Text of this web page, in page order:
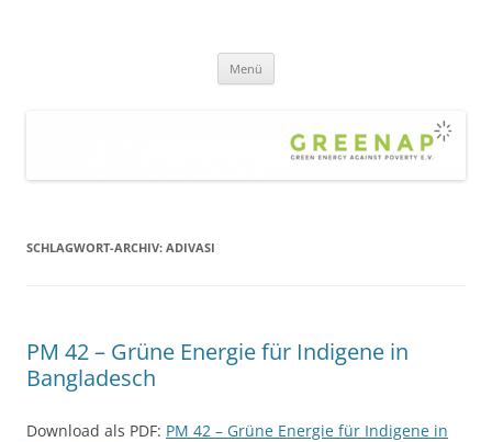
Klimawandel – für eine gerechte, nachhaltige Welt
Menü
SCHLAGWORT-ARCHIV: ADIVASI
PM 42 – Grüne Energie für Indigene in
Bangladesch
Download als PDF: PM 42 – Grüne Energie für Indigene in